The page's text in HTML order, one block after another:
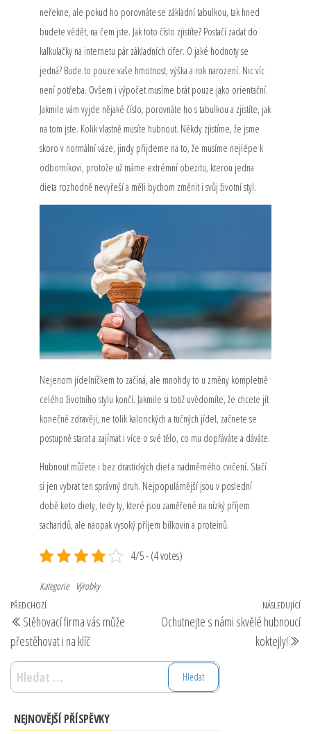
neřekne, ale pokud ho porovnáte se základní tabulkou, tak hned
budete vědět, na čem jste. Jak toto číslo zjistíte? Postačí zadat do
kalkulačky na internetu pár základních cifer. O jaké hodnoty se
jedná? Bude to pouze vaše hmotnost, výška a rok narození. Nic víc
není potřeba. Ovšem i výpočet musíme brát pouze jako orientační.
Jakmile vám vyjde nějaké číslo, porovnáte ho s tabulkou a zjistíte, jak
na tom jste. Kolik vlastně musíte hubnout. Někdy zjistíme, že jsme
skoro v normální váze, jindy přijdeme na to, že musíme nejlépe k
odborníkovi, protože už máme extrémní obezitu, kterou jedna
dieta rozhodně nevyřeší a měli bychom změnit i svůj životní styl.
Nejenom jídelníčkem to začíná, ale mnohdy to u změny kompletně
celého životního stylu končí. Jakmile si totiž uvědomíte, že chcete jít
konečně zdravěji, ne tolik kalorických a tučných jídel, začnete se
postupně starat a zajímat i více o své tělo, co mu dopřáváte a dáváte.
Hubnout můžete i bez drastických diet a nadměrného cvičení. Stačí
si jen vybrat ten správný druh. Nejpopulárnější jsou v poslední
době keto diety, tedy ty, které jsou zaměřené na nízký příjem
sacharidů, ale naopak vysoký příjem bílkovin a proteinů.
4/5 - (4 votes)
Kategorie Výrobky
Navigace
pro
příspěvek
Předchozí
příspěvek
PŘEDCHOZÍ
Stěhovací firma vás může
přestěhovat i na klíč
NÁSLEDUJÍCÍ
Ochutnejte s námi skvělé hubnoucí
koktejly!
Vyhledávání
NEJNOVĚJŠÍ PŘÍSPĚVKY